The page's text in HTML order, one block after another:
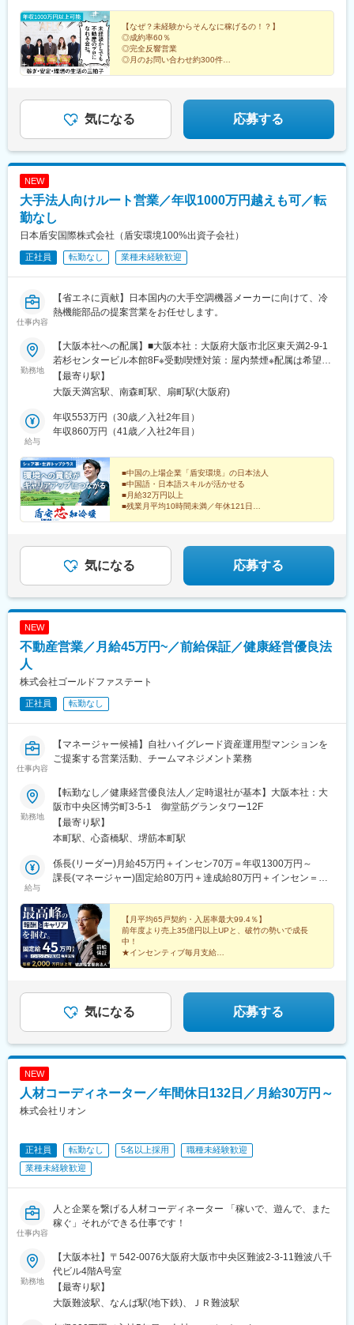
5 ※年内オープン予定※敷地内全面禁煙
【なぜ？未経験からそんなに稼げるの！？】
◎成約率60％
◎完全反響営業
◎月のお問い合わせ約300件
だから…
未経験から始めても、初年度月収80万円も目指せるんで
す！
気になる 応募する
NEW
大手法人向けルート営業／年収1000万円越えも可／転
勤なし
日本盾安国際株式会社（盾安環境100%出資子会社）
正社員 転勤なし 業種未経験歓迎
仕事内容
【省エネに貢献】日本国内の大手空調機器メーカーに向けて、冷
熱機能部品の提案営業をお任せします。
勤務地
【大阪本社への配属】■大阪本社：大阪府大阪市北区東天満2-9-1
若杉センタービル本館8F※受動喫煙対策：屋内禁煙※配属は希望を
考慮の上決定します。※国内／海外出張あり※本人の希望に沿わな
い転勤はありません。
【最寄り駅】
大阪天満宮駅、南森町駅、扇町駅(大阪府)
給与
年収553万円（30歳／入社2年目）
年収860万円（41歳／入社2年目）
■中国の上場企業「盾安環境」の日本法人
■中国語・日本語スキルが活かせる
■月給32万円以上
■残業月平均10時間未満／年休121日
気になる 応募する
NEW
不動産営業／月給45万円~／前給保証／健康経営優良法
人
株式会社ゴールドファステート
正社員 転勤なし
仕事内容
【マネージャー候補】自社ハイグレード資産運用型マンションを
ご提案する営業活動、チームマネジメント業務
勤務地
【転勤なし／健康経営優良法人／定時退社が基本】大阪本社：大
阪市中央区博労町3-5-1 御堂筋グランタワー12F
【最寄り駅】
本町駅、心斎橋駅、堺筋本町駅
給与
係長(リーダー)月給45万円＋インセン70万＝年収1300万円～
課長(マネージャー)固定給80万円＋達成給80万円＋インセン＝年
【月平均65戸契約・入居率最大99.4％】
前年度より売上35億円以上UPと、破竹の勢いで成長
中！
★インセンティブ毎月支給
気になる 応募する
NEW
人材コーディネーター／年間休日132日／月給30万円～
株式会社リオン
正社員 転勤なし 5名以上採用
職種未経験歓迎
業種未経験歓迎
仕事内容
人と企業を繋げる人材コーディネーター 「稼いで、遊んで、また
稼ぐ」それができる仕事です！
勤務地
【大阪本社】〒542-0076大阪府大阪市中央区難波2-3-11難波八千
代ビル4階A号室
【最寄り駅】
大阪難波駅、なんば駅(地下鉄)、ＪＲ難波駅